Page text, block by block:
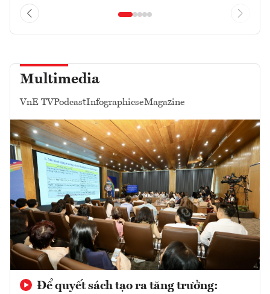
Multimedia
VnE TVPodcastInfographicseMagazine
Để quyết sách tạo ra tăng trưởng: